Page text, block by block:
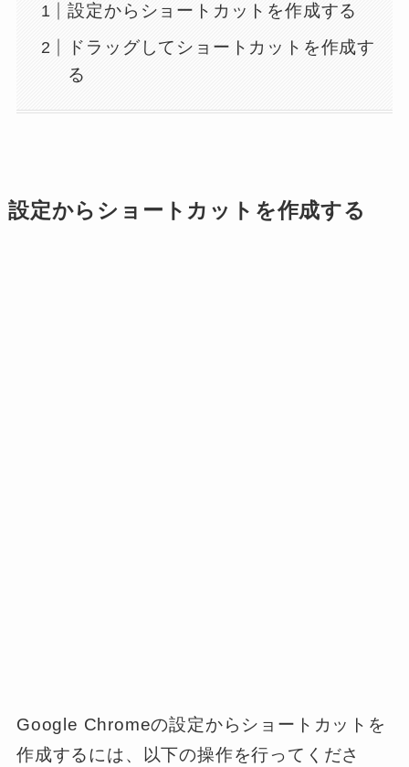
設定からショートカットを作成する
ドラッグしてショートカットを作成す
る
設定からショートカットを作成する
Google Chromeの設定からショートカットを
作成するには、以下の操作を行ってくださ